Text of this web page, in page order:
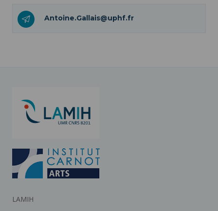
Antoine.Gallais@uphf.fr
LAMIH